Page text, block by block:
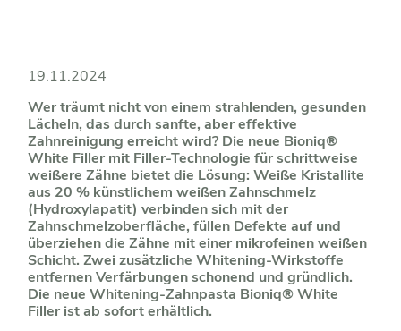
19.11.2024
Wer träumt nicht von einem strahlenden, gesunden
Lächeln, das durch sanfte, aber effektive
Zahnreinigung erreicht wird? Die neue Bioniq®
White Filler mit Filler-Technologie für schrittweise
weißere Zähne bietet die Lösung: Weiße Kristallite
aus 20 % künstlichem weißen Zahnschmelz
(Hydroxylapatit) verbinden sich mit der
Zahnschmelzoberfläche, füllen Defekte auf und
überziehen die Zähne mit einer mikrofeinen weißen
Schicht. Zwei zusätzliche Whitening-Wirkstoffe
entfernen Verfärbungen schonend und gründlich.
Die neue Whitening-Zahnpasta Bioniq® White
Filler ist ab sofort erhältlich.